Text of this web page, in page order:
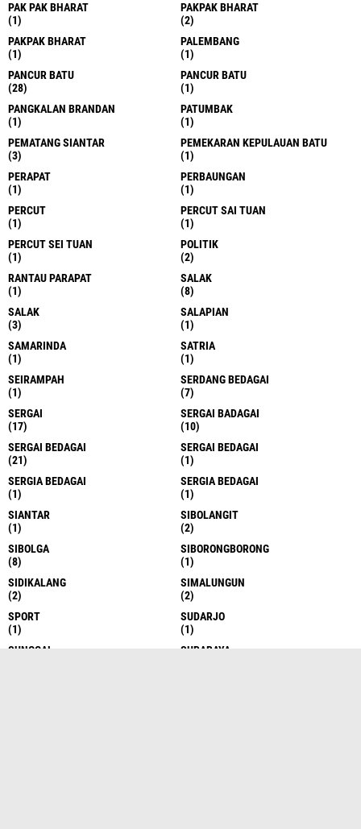
PAK PAK BHARAT
(1)
PAKPAK BHARAT
(2)
PAKPAK BHARAT
(1)
PALEMBANG
(1)
PANCUR BATU
(28)
PANCUR BATU
(1)
PANGKALAN BRANDAN
(1)
PATUMBAK
(1)
PEMATANG SIANTAR
(3)
PEMEKARAN KEPULAUAN BATU
(1)
PERAPAT
(1)
PERBAUNGAN
(1)
PERCUT
(1)
PERCUT SAI TUAN
(1)
PERCUT SEI TUAN
(1)
POLITIK
(2)
RANTAU PARAPAT
(1)
SALAK
(8)
SALAK
(3)
SALAPIAN
(1)
SAMARINDA
(1)
SATRIA
(1)
SEIRAMPAH
(1)
SERDANG BEDAGAI
(7)
SERGAI
(17)
SERGAI BADAGAI
(10)
SERGAI BEDAGAI
(21)
SERGAI BEDAGAI
(1)
SERGIA BEDAGAI
(1)
SERGIA BEDAGAI
(1)
SIANTAR
(1)
SIBOLANGIT
(2)
SIBOLGA
(8)
SIBORONGBORONG
(1)
SIDIKALANG
(2)
SIMALUNGUN
(2)
SPORT
(1)
SUDARJO
(1)
SUNGGAL
SURABAYA